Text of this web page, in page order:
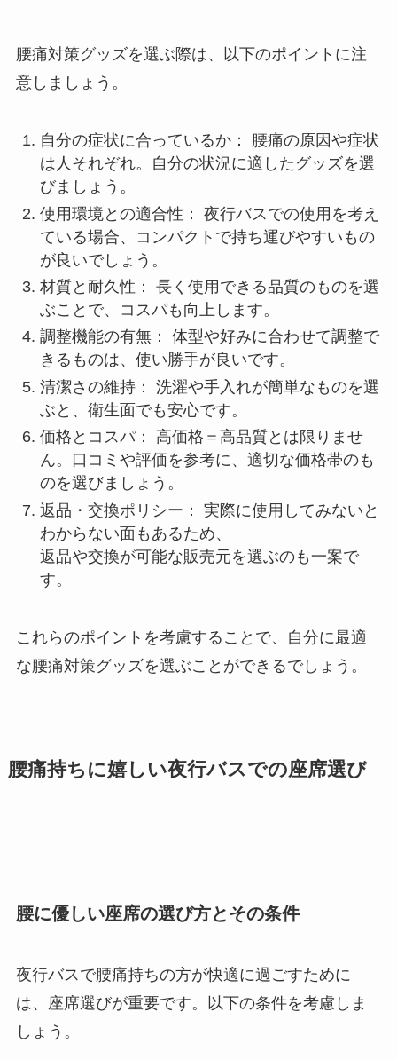
腰痛対策グッズを選ぶ際は、以下のポイントに注
意しましょう。
自分の症状に合っているか： 腰痛の原因や症状
は人それぞれ。自分の状況に適したグッズを選
びましょう。
使用環境との適合性： 夜行バスでの使用を考え
ている場合、コンパクトで持ち運びやすいもの
が良いでしょう。
材質と耐久性： 長く使用できる品質のものを選
ぶことで、コスパも向上します。
調整機能の有無： 体型や好みに合わせて調整で
きるものは、使い勝手が良いです。
清潔さの維持： 洗濯や手入れが簡単なものを選
ぶと、衛生面でも安心です。
価格とコスパ： 高価格＝高品質とは限りませ
ん。口コミや評価を参考に、適切な価格帯のも
のを選びましょう。
返品・交換ポリシー： 実際に使用してみないと
わからない面もあるため、
返品や交換が可能な販売元を選ぶのも一案で
す。
これらのポイントを考慮することで、自分に最適
な腰痛対策グッズを選ぶことができるでしょう。
腰痛持ちに嬉しい夜行バスでの座席選び
腰に優しい座席の選び方とその条件
夜行バスで腰痛持ちの方が快適に過ごすために
は、座席選びが重要です。以下の条件を考慮しま
しょう。